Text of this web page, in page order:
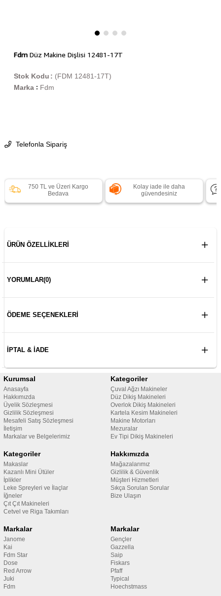
FdmDüz Makine Dişlisi 12481-17T
(FDM 12481-17T)
Stok Kodu
Marka : Fdm
Telefonla Sipariş
750 TL ve Üzeri Kargo
Bedava
Kolay iade ile daha
güvendesiniz
ÜRÜN ÖZELLIKLERI
YORUMLAR(0)
ÖDEME SEÇENEKLERI
İPTAL & İADE
Kurumsal
Anasayfa
Hakkımızda
Üyelik Sözleşmesi
Gizlilik Sözleşmesi
Mesafeli Satış Sözleşmesi
İletişim
Markalar ve Belgelerimiz
Kategoriler
Çuval Ağzı Makineler
Düz Dikiş Makineleri
Overlok Dikiş Makineleri
Kartela Kesim Makineleri
Makine Motorları
Mezuralar
Ev Tipi Dikiş Makineleri
Kategoriler
Makaslar
Kazanlı Mini Ütüler
İplikler
Leke Spreyleri ve İlaçlar
İğneler
Çıt Çıt Makineleri
Cetvel ve Riga Takımları
Hakkımızda
Mağazalarımız
Gizlilik & Güvenlik
Müşteri Hizmetleri
Sıkça Sorulan Sorular
Bize Ulaşın
Markalar
Janome
Kai
Fdm Star
Dose
Red Arrow
Juki
Fdm
Markalar
Gençler
Gazzella
Saip
Fiskars
Pfaff
Typical
Hoechstmass